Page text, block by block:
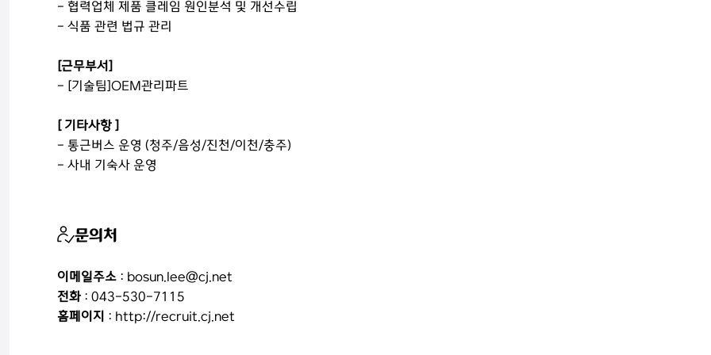
- 협력업체 제품 클레임 원인분석 및 개선수립
- 식품 관련 법규 관리
[근무부서]
- [기술팀]OEM관리파트
[ 기타사항 ]
- 통근버스 운영 (청주/음성/진천/이천/충주)
- 사내 기숙사 운영
문의처
이메일주소 : bosun.lee@cj.net
전화: 043-530-7115
홈페이지 : http://recruit.cj.net